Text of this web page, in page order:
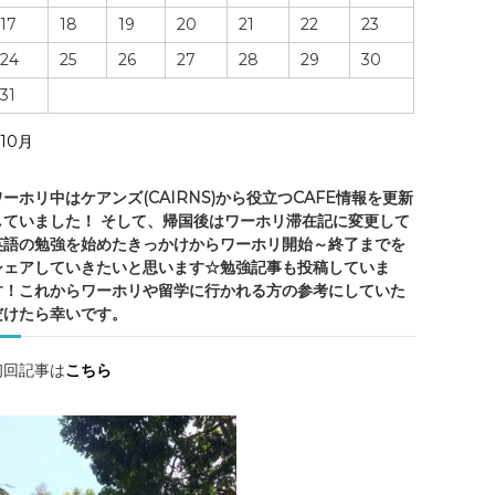
17 18 19 20 21 22
23
24
25 26 27 28 29
30
31
月
ーホリ中はケアンズ(CAIRNS)から役立つCAFE情報を更新
ていました！ そして、帰国後はワーホリ滞在記に変更して
語の勉強を始めたきっかけからワーホリ開始～終了までを
ェアしていきたいと思います☆勉強記事も投稿していま
！これからワーホリや留学に行かれる方の参考にしていた
けたら幸いです。
回記事はこちら